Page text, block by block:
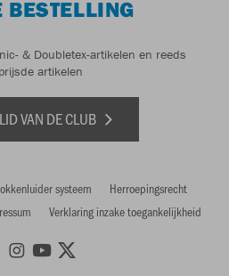
BESTELLING
& Doubletex-artikelen en reeds
artikelen
VAN DE CLUB
systeem
Herroepingsrecht
Verklaring inzake toegankelijkheid